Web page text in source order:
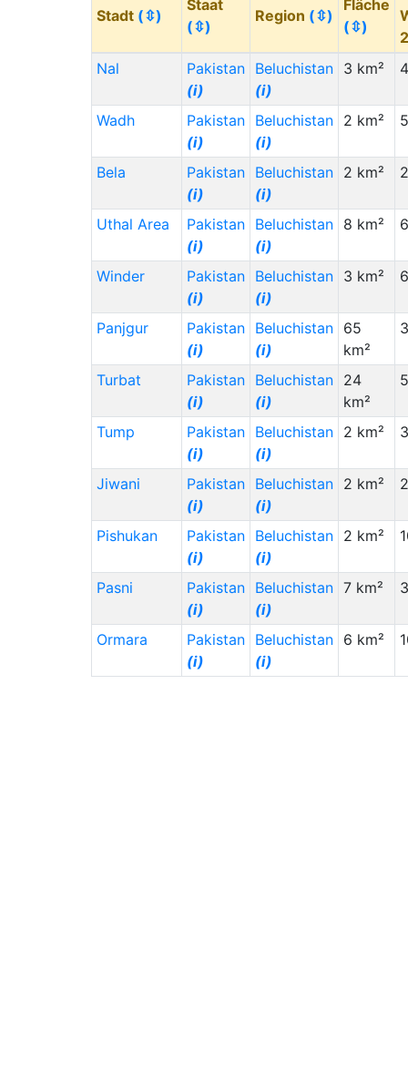
Stadt (⇳)
Staat
(⇳)
Region (⇳)
Fläche
(⇳)
Nal
Pakistan
(i)
Beluchistan
(i)
3 km²
Wadh
Pakistan
(i)
Beluchistan
(i)
2 km²
Bela
Pakistan
(i)
Beluchistan
(i)
2 km²
Uthal Area
Pakistan
(i)
Beluchistan
(i)
8 km²
Winder
Pakistan
(i)
Beluchistan
(i)
3 km²
Panjgur
Pakistan
(i)
Beluchistan
(i)
65
km²
Turbat
Pakistan
(i)
Beluchistan
(i)
24
km²
Tump
Pakistan
(i)
Beluchistan
(i)
2 km²
Jiwani
Pakistan
(i)
Beluchistan
(i)
2 km²
Pishukan
Pakistan
(i)
Beluchistan
(i)
2 km²
Pasni
Pakistan
(i)
Beluchistan
(i)
7 km²
Ormara
Pakistan
(i)
Beluchistan
(i)
6 km²